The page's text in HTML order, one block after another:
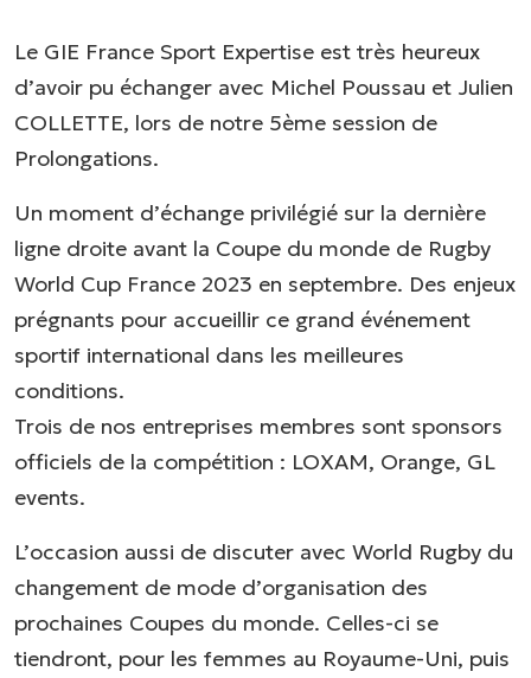
Le GIE France Sport Expertise est très heureux
d’avoir pu échanger avec Michel Poussau et Julien
COLLETTE, lors de notre 5ème session de
Prolongations.
Un moment d’échange privilégié sur la dernière
ligne droite avant la Coupe du monde de Rugby
World Cup France 2023 en septembre. Des enjeux
prégnants pour accueillir ce grand événement
sportif international dans les meilleures
conditions.
Trois de nos entreprises membres sont sponsors
officiels de la compétition : LOXAM, Orange, GL
events.
L’occasion aussi de discuter avec World Rugby du
changement de mode d’organisation des
prochaines Coupes du monde. Celles-ci se
tiendront, pour les femmes au Royaume-Uni, puis